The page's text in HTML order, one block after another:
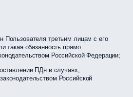
Пользователя третьим лицам с его
такая обязанность прямо
Российской Федерации;
ПДн в случаях,
Российской